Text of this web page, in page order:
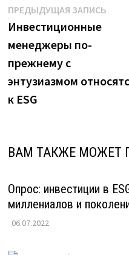
Навигация
по
записям
ПРЕДЫДУЩАЯ ЗАПИСЬ
Инвестиционные
менеджеры по-
прежнему с
энтузиазмом
к ESG
ВАМ ТАКЖЕ МОЖЕТ
Опрос: инвестиции в
миллениалов и
06.07.2022